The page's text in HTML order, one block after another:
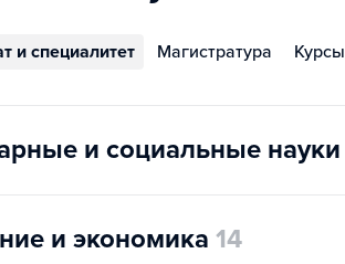
и специалитет Магистратура Курсы
и социальные науки
и экономика 14